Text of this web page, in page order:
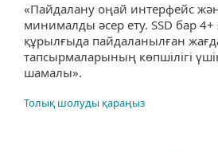
«Пайдалану оңай интерфейс
минималды әсер ету. SSD бар
құрылғыда пайдаланылған
тапсырмаларының көпшілігі
шамалы».
Толық шолуды қараңыз